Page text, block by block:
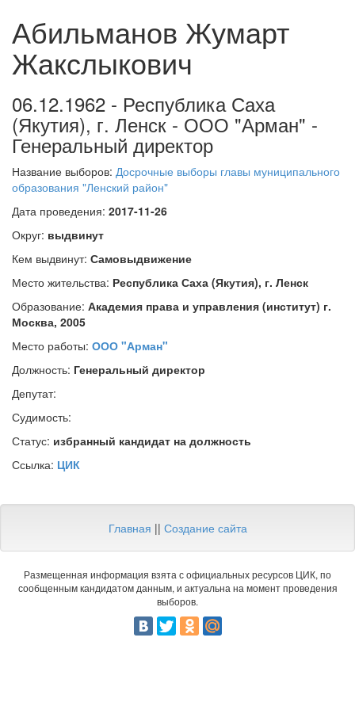
Абильманов Жумарт
Жакслыкович
06.12.1962 - Республика Саха
(Якутия), г. Ленск - ООО "Арман" -
Генеральный директор
Название выборов: Досрочные выборы главы муниципального
образования "Ленский район"
Дата проведения: 2017-11-26
Округ: выдвинут
Кем выдвинут: Самовыдвижение
Место жительства: Республика Саха (Якутия), г. Ленск
Образование: Академия права и управления (институт) г.
Москва, 2005
Место работы: ООО "Арман"
Должность: Генеральный директор
Депутат:
Судимость:
Статус: избранный кандидат на должность
Ссылка: ЦИК
Главная || Создание сайта
Размещенная информация взята с официальных ресурсов ЦИК, по
сообщенным кандидатом данным, и актуальна на момент проведения
выборов.